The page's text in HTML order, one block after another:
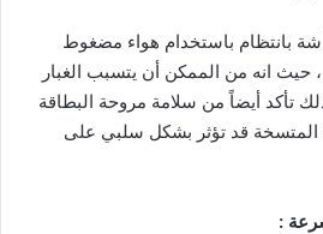
بانتظام باستخدام هواء مضغوط
حيث انه من الممكن أن يتسبب الغبار
تأكد أيضاً من سلامة مروحة البطاقة
المتسخة قد تؤثر بشكل سلبي على
: